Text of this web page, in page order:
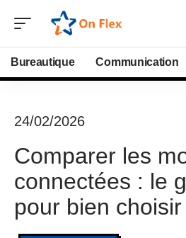
Bureautique Communication
24/02/2026
Comparer les
connectées : le
pour bien choisir